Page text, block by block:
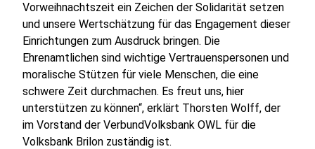
Vorweihnachtszeit ein Zeichen der Solidarität setzen
und unsere Wertschätzung für das Engagement dieser
Einrichtungen zum Ausdruck bringen. Die
Ehrenamtlichen sind wichtige Vertrauenspersonen und
moralische Stützen für viele Menschen, die eine
schwere Zeit durchmachen. Es freut uns, hier
unterstützen zu können“, erklärt Thorsten Wolff, der
im Vorstand der VerbundVolksbank OWL für die
Volksbank Brilon zuständig ist.